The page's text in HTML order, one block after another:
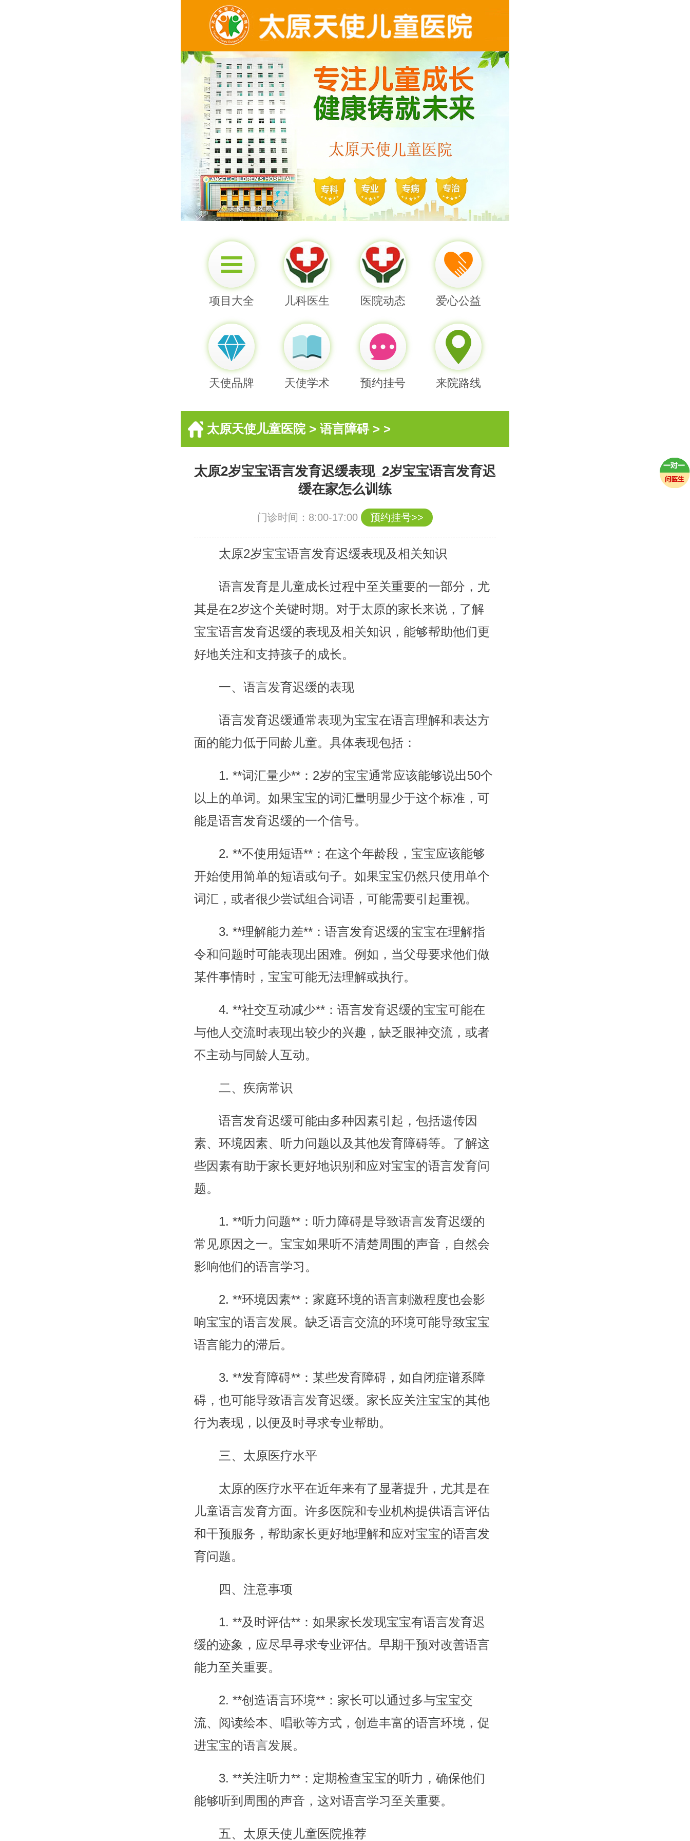
项目大全 儿科医生 医院动态 爱心公益
天使品牌 天使学术 预约挂号 来院路线
太原天使儿童医院> 语言障碍> >
太原2岁宝宝语言发育迟缓表现_2岁宝宝语言发育迟
缓在家怎么训练
门诊时间：8:00-17:00 预约挂号>>
太原2岁宝宝语言发育迟缓表现及相关知识
语言发育是儿童成长过程中至关重要的一部分，尤
其是在2岁这个关键时期。对于太原的家长来说，了解
宝宝语言发育迟缓的表现及相关知识，能够帮助他们更
好地关注和支持孩子的成长。
一、语言发育迟缓的表现
语言发育迟缓通常表现为宝宝在语言理解和表达方
面的能力低于同龄儿童。具体表现包括：
1. **词汇量少**：2岁的宝宝通常应该能够说出50个
以上的单词。如果宝宝的词汇量明显少于这个标准，可
能是语言发育迟缓的一个信号。
2. **不使用短语**：在这个年龄段，宝宝应该能够
开始使用简单的短语或句子。如果宝宝仍然只使用单个
词汇，或者很少尝试组合词语，可能需要引起重视。
3. **理解能力差**：语言发育迟缓的宝宝在理解指
令和问题时可能表现出困难。例如，当父母要求他们做
某件事情时，宝宝可能无法理解或执行。
4. **社交互动减少**：语言发育迟缓的宝宝可能在
与他人交流时表现出较少的兴趣，缺乏眼神交流，或者
不主动与同龄人互动。
二、疾病常识
语言发育迟缓可能由多种因素引起，包括遗传因
素、环境因素、听力问题以及其他发育障碍等。了解这
些因素有助于家长更好地识别和应对宝宝的语言发育问
题。
1. **听力问题**：听力障碍是导致语言发育迟缓的
常见原因之一。宝宝如果听不清楚周围的声音，自然会
影响他们的语言学习。
2. **环境因素**：家庭环境的语言刺激程度也会影
响宝宝的语言发展。缺乏语言交流的环境可能导致宝宝
语言能力的滞后。
3. **发育障碍**：某些发育障碍，如自闭症谱系障
碍，也可能导致语言发育迟缓。家长应关注宝宝的其他
行为表现，以便及时寻求专业帮助。
三、太原医疗水平
太原的医疗水平在近年来有了显著提升，尤其是在
儿童语言发育方面。许多医院和专业机构提供语言评估
和干预服务，帮助家长更好地理解和应对宝宝的语言发
育问题。
四、注意事项
1. **及时评估**：如果家长发现宝宝有语言发育迟
缓的迹象，应尽早寻求专业评估。早期干预对改善语言
能力至关重要。
2. **创造语言环境**：家长可以通过多与宝宝交
流、阅读绘本、唱歌等方式，创造丰富的语言环境，促
进宝宝的语言发展。
3. **关注听力**：定期检查宝宝的听力，确保他们
能够听到周围的声音，这对语言学习至关重要。
五、太原天使儿童医院推荐